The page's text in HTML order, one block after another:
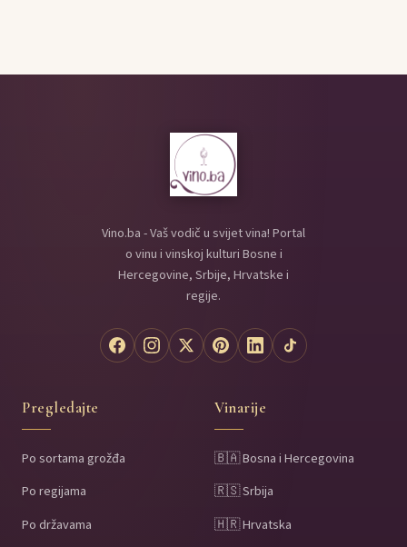
Vino.ba - Vaš vodič u svijet vina! Portal
o vinu i vinskoj kulturi Bosne i
Hercegovine, Srbije, Hrvatske i
regije.
Pregledajte
Po sortama grožđa
Po regijama
Po državama
Vinarije
🇧🇦 Bosna i Hercegovina
🇷🇸 Srbija
🇭🇷 Hrvatska